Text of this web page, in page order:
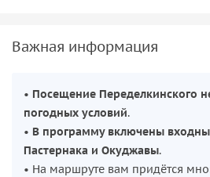
Важная информация
• Посещение Переделкинского
погодных условий.
• В программу включены
Пастернака и Окуджавы.
• На маршруте вам придётся